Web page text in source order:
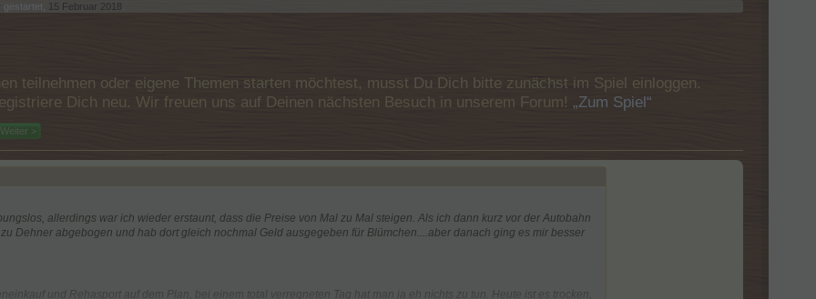
gestartet, 15 Februar 2018
teilnehmen oder eigene Themen starten möchtest, musst Du Dich bitte zunächst im Spiel einloggen.
Dich neu. Wir freuen uns auf Deinen nächsten Besuch in unserem Forum! „Zum Spiel“
Weiter >
allerdings war ich wieder erstaunt, dass die Preise von Mal zu Mal steigen. Als ich dann kurz vor der Autobahn
Dehner abgebogen und hab dort gleich nochmal Geld ausgegeben für Blümchen....aber danach ging es mir besser
und Rehasport auf dem Plan, bei einem total verregneten Tag hat man ja eh nichts zu tun. Heute ist es trocken,